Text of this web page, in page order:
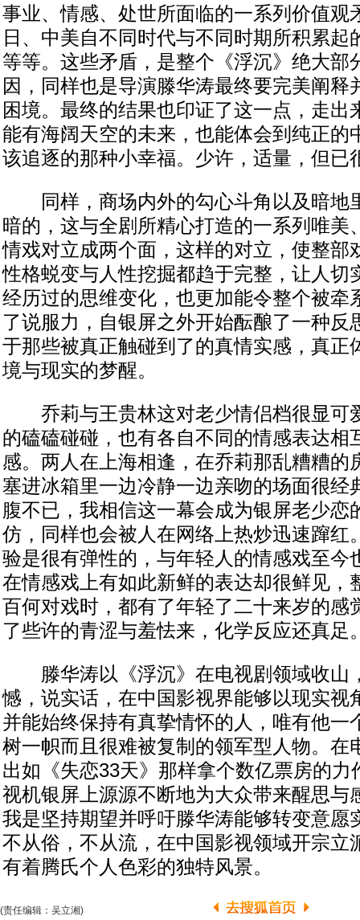
事业、情感、处世所面临的一系列价值观
日、中美自不同时代与不同时期所积累起
等等。这些矛盾，是整个《浮沉》绝大部
因，同样也是导演滕华涛最终要完美阐释
困境。最终的结果也印证了这一点，走出
能有海阔天空的未来，也能体会到纯正的
该追逐的那种小幸福。少许，适量，但已
同样，商场内外的勾心斗角以及暗地
暗的，这与全剧所精心打造的一系列唯美
情戏对立成两个面，这样的对立，使整部
性格蜕变与人性挖掘都趋于完整，让人切
经历过的思维变化，也更加能令整个被牵
了说服力，自银屏之外开始酝酿了一种反
于那些被真正触碰到了的真情实感，真正
境与现实的梦醒。
乔莉与王贵林这对老少情侣档很显可
的磕磕碰碰，也有各自不同的情感表达相
感。两人在上海相逢，在乔莉那乱糟糟的
塞进冰箱里一边冷静一边亲吻的场面很经
腹不已，我相信这一幕会成为银屏老少恋
仿，同样也会被人在网络上热炒迅速蹿红
验是很有弹性的，与年轻人的情感戏至今
在情感戏上有如此新鲜的表达却很鲜见，
百何对戏时，都有了年轻了二十来岁的感
了些许的青涩与羞怯来，化学反应还真足
滕华涛以《浮沉》在电视剧领域收山
憾，说实话，在中国影视界能够以现实视
并能始终保持有真挚情怀的人，唯有他一
树一帜而且很难被复制的领军型人物。在
出如《失恋33天》那样拿个数亿票房的力
视机银屏上源源不断地为大众带来醒思与
我是坚持期望并呼吁滕华涛能够转变意愿
不从俗，不从流，在中国影视领域开宗立
有着腾氏个人色彩的独特风景。
(责任编辑：吴立湘)